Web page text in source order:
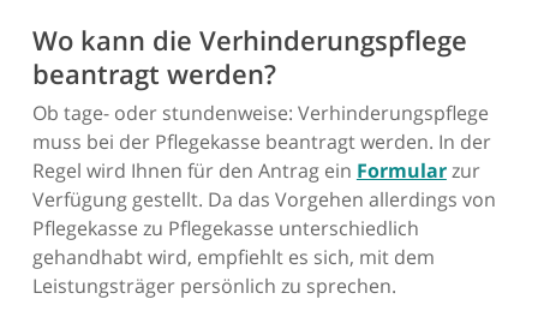
Wo kann die Verhinderungspflege
beantragt werden?
Ob tage- oder stundenweise: Verhinderungspflege
muss bei der Pflegekasse beantragt werden. In der
Regel wird Ihnen für den Antrag ein Formularzur
Verfügung gestellt. Da das Vorgehen allerdings von
Pflegekasse zu Pflegekasse unterschiedlich
gehandhabt wird, empfiehlt es sich, mit dem
Leistungsträger persönlich zu sprechen.